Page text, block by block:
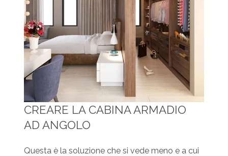
CREARE LA CABINA ARMADIO
AD ANGOLO
Questa è la soluzione che si vede meno e a cui